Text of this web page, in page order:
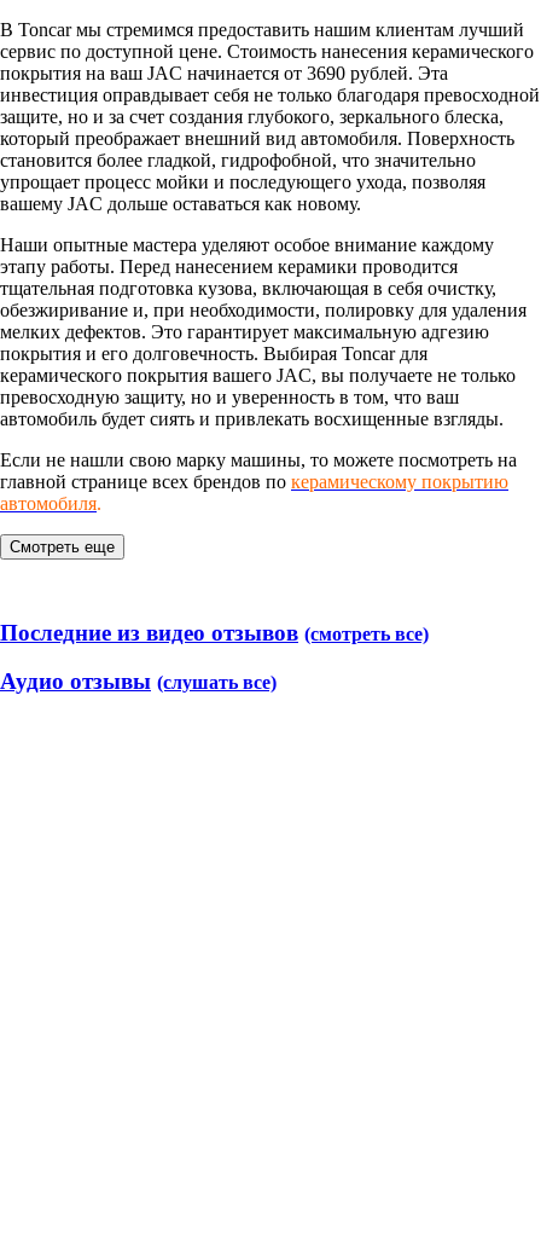
В Toncar мы стремимся предоставить нашим клиентам лучший
сервис по доступной цене. Стоимость нанесения керамического
покрытия на ваш JAC начинается от 3690 рублей. Эта
инвестиция оправдывает себя не только благодаря превосходной
защите, но и за счет создания глубокого, зеркального блеска,
который преображает внешний вид автомобиля. Поверхность
становится более гладкой, гидрофобной, что значительно
упрощает процесс мойки и последующего ухода, позволяя
вашему JAC дольше оставаться как новому.
Наши опытные мастера уделяют особое внимание каждому
этапу работы. Перед нанесением керамики проводится
тщательная подготовка кузова, включающая в себя очистку,
обезжиривание и, при необходимости, полировку для удаления
мелких дефектов. Это гарантирует максимальную адгезию
покрытия и его долговечность. Выбирая Toncar для
керамического покрытия вашего JAC, вы получаете не только
превосходную защиту, но и уверенность в том, что ваш
автомобиль будет сиять и привлекать восхищенные взгляды.
Если не нашли свою марку машины, то можете посмотреть на
главной странице всех брендов по керамическому покрытию
автомобиля.
Смотреть еще
Последние из видео отзывов (смотреть все)
Аудио отзывы (слушать все)